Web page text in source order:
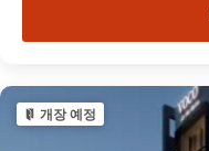
개장 예정